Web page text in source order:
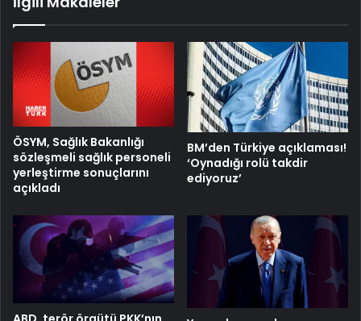
ÖSYM, Sağlık Bakanlığı
sözleşmeli sağlık personeli
yerleştirme sonuçlarını
açıkladı
BM’den Türkiye açıklaması!
‘Oynadığı rolü takdir
ediyoruz’